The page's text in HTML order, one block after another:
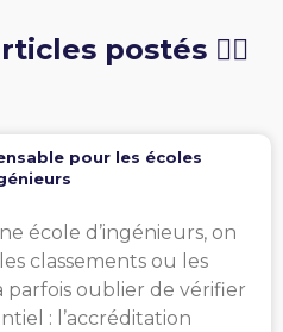
postés 👇🏻
pour les écoles
école d’ingénieurs, on
classements ou les
parfois oublier de vérifier
: l’accréditation